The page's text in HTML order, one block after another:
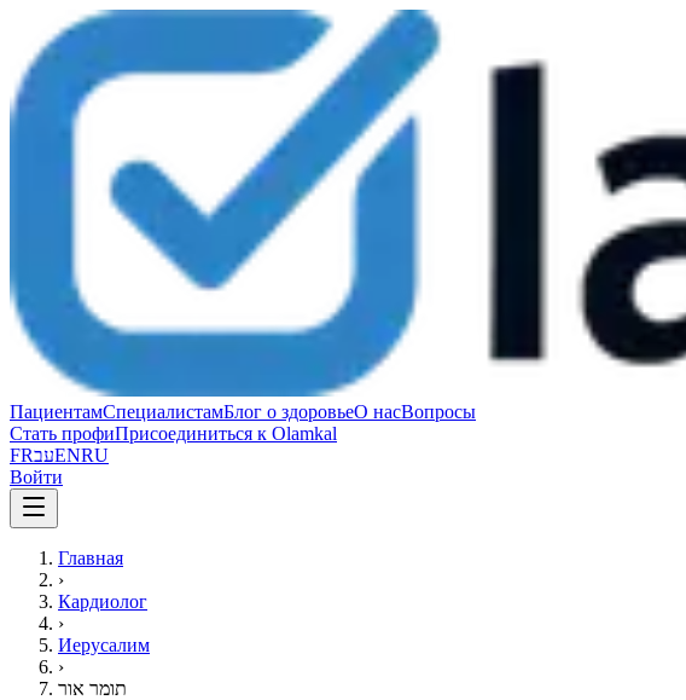
ПациентамСпециалистамБлог о здоровьеО насВопросы
Стать профиПрисоединиться к Olamkal
FRעבENRU
Войти
Главная
›
Кардиолог
›
Иерусалим
›
תומר אור